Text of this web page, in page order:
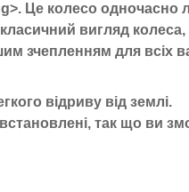
Це колесо одночасно
вигляд колеса,
зчепленням для всіх
відриву від землі.
так що ви